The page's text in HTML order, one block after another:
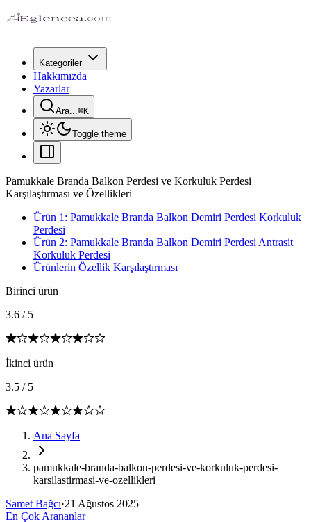
Kategoriler
Hakkımızda
Yazarlar
Ara...⌘K
Toggle theme
Pamukkale Branda Balkon Perdesi ve Korkuluk Perdesi
Karşılaştırması ve Özellikleri
Ürün 1: Pamukkale Branda Balkon Demiri Perdesi Korkuluk
Perdesi
Ürün 2: Pamukkale Branda Balkon Demiri Perdesi Antrasit
Korkuluk Perdesi
Ürünlerin Özellik Karşılaştırması
Birinci ürün
3.6 / 5
İkinci ürün
3.5 / 5
Ana Sayfa
pamukkale-branda-balkon-perdesi-ve-korkuluk-perdesi-
karsilastirmasi-ve-ozellikleri
Samet Bağcı·21 Ağustos 2025
En Çok Arananlar